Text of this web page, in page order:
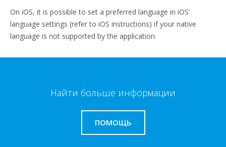
On iOS, it is possible to set a preferred language in iOS’
language settings (refer to iOS instructions) if your native
language is not supported by the application.
Найти больше информации
ПОМОЩЬ